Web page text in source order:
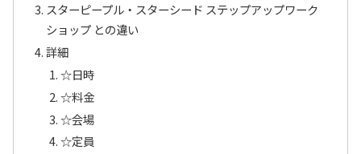
スターピープル・スターシード ステップアップワーク
ショップ との違い
詳細
☆日時
☆料金
☆会場
☆定員